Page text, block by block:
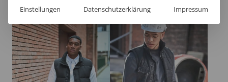
ab58,47€ /Stk.
ab63,58€ /Stk.
Einstellungen Datenschutzerklärung Impressum